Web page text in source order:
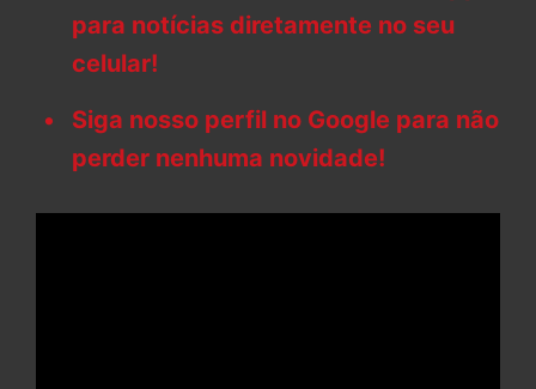
para notícias diretamente no seu
celular!
Siga nosso perfil no Google para não
perder nenhuma novidade!